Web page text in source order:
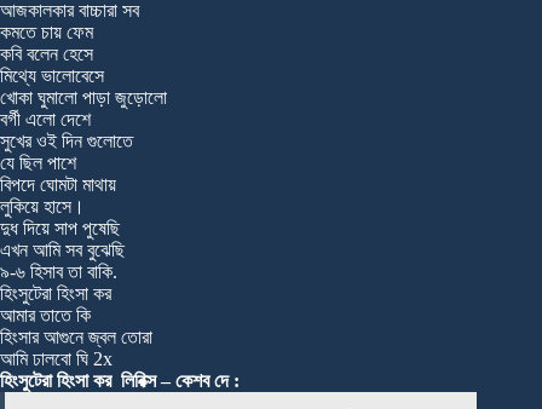
আজকালকার বাচ্চারা সব
কমতে চায় ফেম
কবি বলেন হেসে
মিথ্যে ভালোবেসে
খোকা ঘুমালো পাড়া জুড়োলো
বর্গী এলো দেশে
সুখের ওই দিন গুলোতে
যে ছিল পাশে
বিপদে ঘোমটা মাথায়
লুকিয়ে হাসে।
দুধ দিয়ে সাপ পুষেছি
এখন আমি সব বুঝেছি
৯-৬ হিসাব তা বাকি.
হিংসুটেরা হিংসা কর
আমার তাতে কি
হিংসার আগুনে জ্বল তোরা
আমি ঢালবো ঘি 2x
হিংসুটেরা হিংসা কর লিরিক্স – কেশব দে :